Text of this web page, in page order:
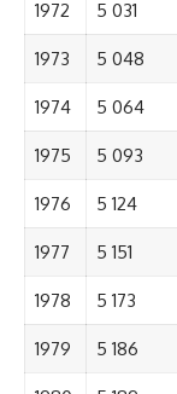
1972 5 031
1973 5 048
1974 5 064
1975 5 093
1976 5 124
1977 5 151
1978 5 173
1979 5 186